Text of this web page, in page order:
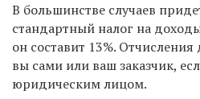
В большинстве случаев
стандартный налог на
он составит 13%.
вы сами или ваш заказчик,
юридическим лицом.